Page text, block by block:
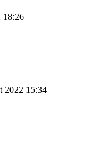
18:26
2022 15:34